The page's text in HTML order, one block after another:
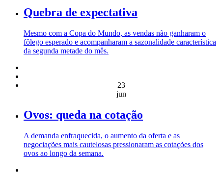
Quebra de expectativa
Mesmo com a Copa do Mundo, as vendas não ganharam o
fôlego esperado e acompanharam a sazonalidade característica
da segunda metade do mês.
23
jun
Ovos: queda na cotação
A demanda enfraquecida, o aumento da oferta e as
negociações mais cautelosas pressionaram as cotações dos
ovos ao longo da semana.